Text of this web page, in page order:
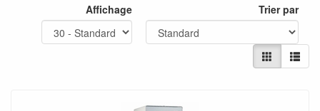
Affichage Trier par